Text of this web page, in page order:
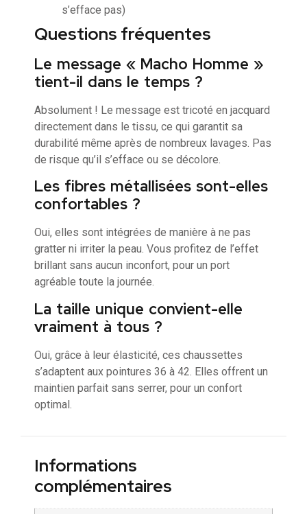
s’efface pas)
Questions fréquentes
Le message « Macho Homme »
tient-il dans le temps ?
Absolument ! Le message est tricoté en jacquard
directement dans le tissu, ce qui garantit sa
durabilité même après de nombreux lavages. Pas
de risque qu’il s’efface ou se décolore.
Les fibres métallisées sont-elles
confortables ?
Oui, elles sont intégrées de manière à ne pas
gratter ni irriter la peau. Vous profitez de l’effet
brillant sans aucun inconfort, pour un port
agréable toute la journée.
La taille unique convient-elle
vraiment à tous ?
Oui, grâce à leur élasticité, ces chaussettes
s’adaptent aux pointures 36 à 42. Elles offrent un
maintien parfait sans serrer, pour un confort
optimal.
Informations
complémentaires